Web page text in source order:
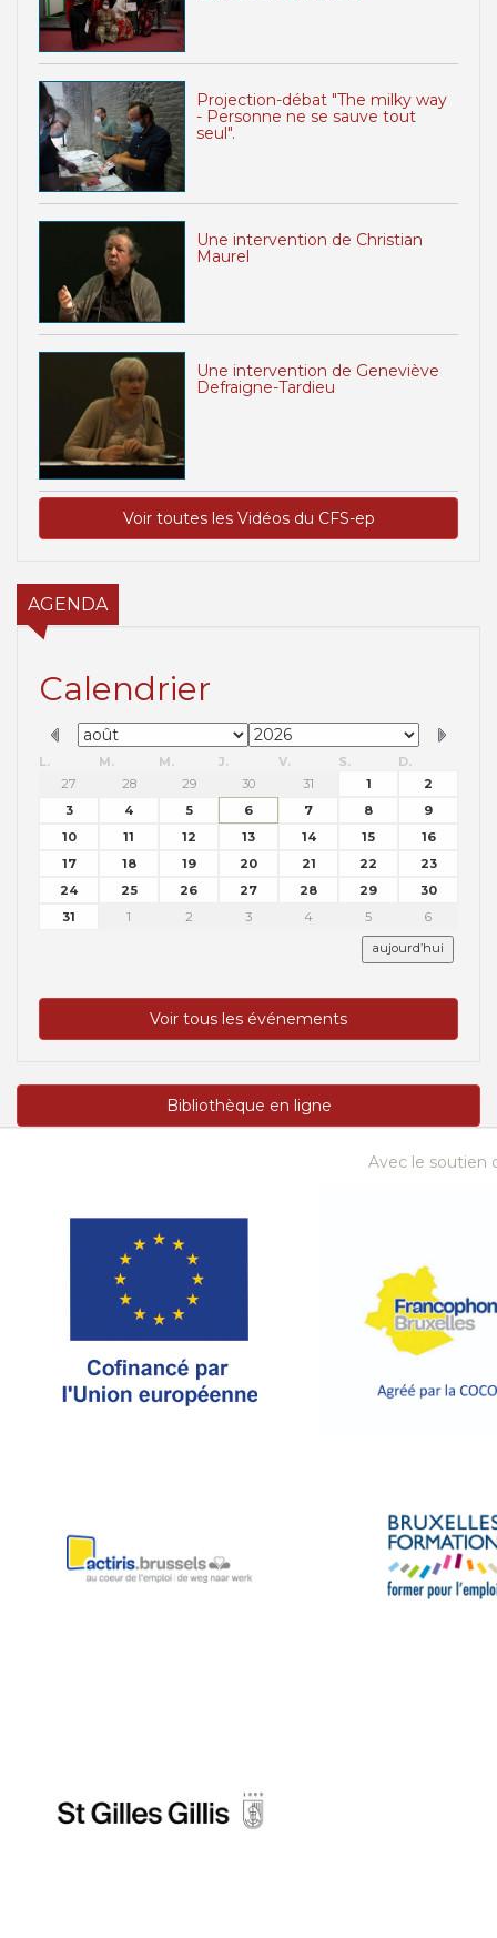
Projection-débat "The milky way
- Personne ne se sauve tout
seul".
Une intervention de Christian
Maurel
Une intervention de Geneviève
Defraigne-Tardieu
Voir toutes les Vidéos du CFS-ep
AGENDA
Calendrier
L. M. M. J. V. S.
D.
27
28 29 30 31 1
2
3
4 5 6 7 8
9
10
11 12 13 14 15
16
17
18 19 20 21 22
23
24
25 26 27 28 29
30
31
1 2 3 4 5 6
aujourd’hui
Voir tous les événements
Bibliothèque en ligne
Avec le soutien